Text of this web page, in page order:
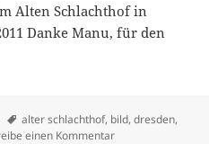
Alten Schlachthof in
Danke Manu, für den
Schlagwörter
alter schlachthof, bild,dresden,
einen Kommentarzu Skunk Anansie